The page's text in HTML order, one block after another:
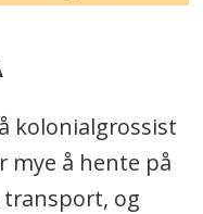
Brun.
utdrag fra
kolonialgrossist
mye å hente på
transport, og